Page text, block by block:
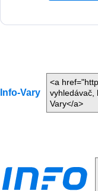
Info-Vary
<a
vyhledávač,
Vary</a>